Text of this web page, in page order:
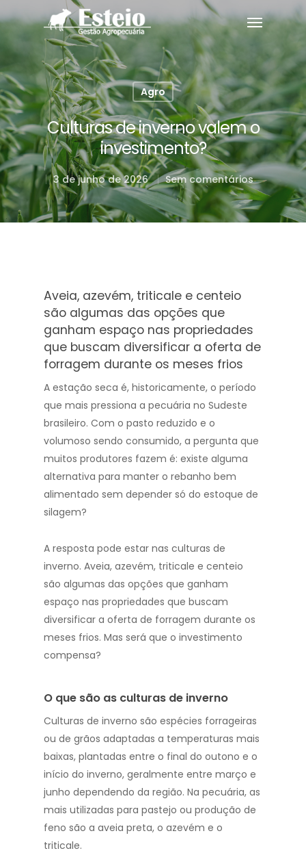
Agro
Culturas de inverno valem o
investimento?
3 de junho de 2026 Sem comentários
Aveia, azevém, triticale e centeio
são algumas das opções que
ganham espaço nas propriedades
que buscam diversificar a oferta de
forragem durante os meses frios
A estação seca é, historicamente, o período
que mais pressiona a pecuária no Sudeste
brasileiro. Com o pasto reduzido e o
volumoso sendo consumido, a pergunta que
muitos produtores fazem é: existe alguma
alternativa para manter o rebanho bem
alimentado sem depender só do estoque de
silagem?
A resposta pode estar nas culturas de
inverno. Aveia, azevém, triticale e centeio
são algumas das opções que ganham
espaço nas propriedades que buscam
diversificar a oferta de forragem durante os
meses frios. Mas será que o investimento
compensa?
O que são as culturas de inverno
Culturas de inverno são espécies forrageiras
ou de grãos adaptadas a temperaturas mais
baixas, plantadas entre o final do outono e o
início do inverno, geralmente entre março e
junho dependendo da região. Na pecuária, as
mais utilizadas para pastejo ou produção de
feno são a aveia preta, o azevém e o
triticale.